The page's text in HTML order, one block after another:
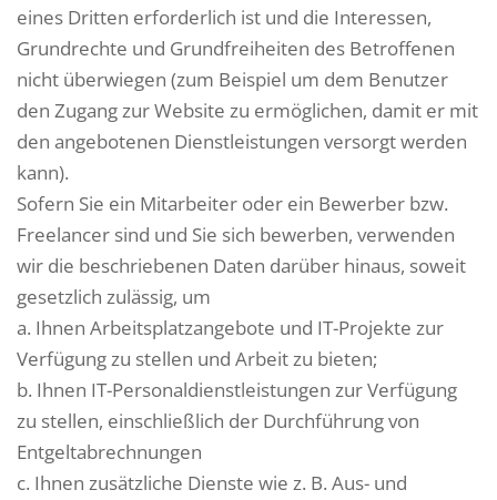
eines Dritten erforderlich ist und die Interessen,
Grundrechte und Grundfreiheiten des Betroffenen
nicht überwiegen (zum Beispiel um dem Benutzer
den Zugang zur Website zu ermöglichen, damit er mit
den angebotenen Dienstleistungen versorgt werden
kann).
Sofern Sie ein Mitarbeiter oder ein Bewerber bzw.
Freelancer sind und Sie sich bewerben, verwenden
wir die beschriebenen Daten darüber hinaus, soweit
gesetzlich zulässig, um
a. Ihnen Arbeitsplatzangebote und IT-Projekte zur
Verfügung zu stellen und Arbeit zu bieten;
b. Ihnen IT-Personaldienstleistungen zur Verfügung
zu stellen, einschließlich der Durchführung von
Entgeltabrechnungen
c. Ihnen zusätzliche Dienste wie z. B. Aus- und